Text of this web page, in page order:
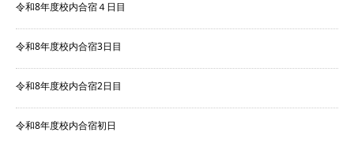
令和8年度校内合宿４日目
令和8年度校内合宿3日目
令和8年度校内合宿2日目
令和8年度校内合宿初日